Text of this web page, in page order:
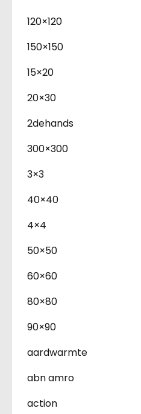
120×120
150×150
15×20
20×30
2dehands
300×300
3×3
40×40
4×4
50×50
60×60
80×80
90×90
aardwarmte
abn amro
action